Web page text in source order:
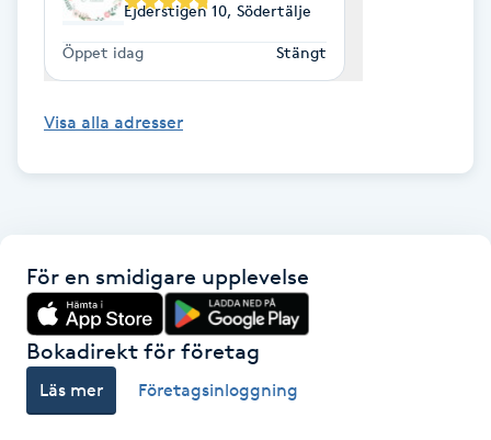
Katun fransar
Kemisk peeling
Kinesisk medicin
Kiropraktik
Klangmassage
Ejderstigen 10, Södertälje
Öppet idag Stängt
Visa alla adresser
För en smidigare upplevelse
Bokadirekt för företag
Läs mer Företagsinloggning